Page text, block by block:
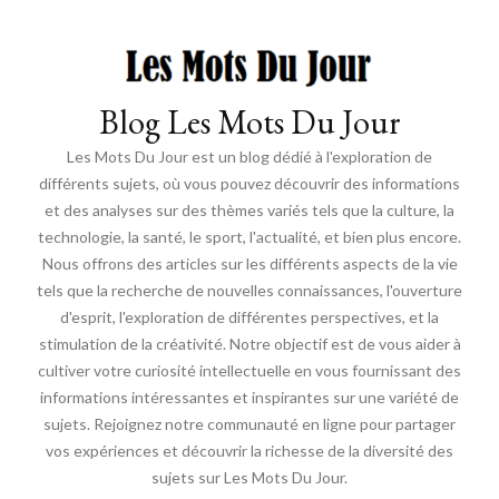
Blog Les Mots Du Jour
Les Mots Du Jour est un blog dédié à l'exploration de
différents sujets, où vous pouvez découvrir des informations
et des analyses sur des thèmes variés tels que la culture, la
technologie, la santé, le sport, l'actualité, et bien plus encore.
Nous offrons des articles sur les différents aspects de la vie
tels que la recherche de nouvelles connaissances, l'ouverture
d'esprit, l'exploration de différentes perspectives, et la
stimulation de la créativité. Notre objectif est de vous aider à
cultiver votre curiosité intellectuelle en vous fournissant des
informations intéressantes et inspirantes sur une variété de
sujets. Rejoignez notre communauté en ligne pour partager
vos expériences et découvrir la richesse de la diversité des
sujets sur Les Mots Du Jour.